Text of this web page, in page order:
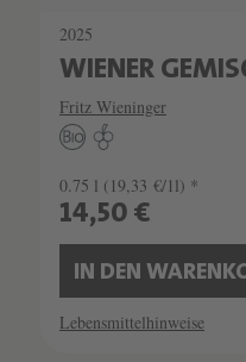
2025
WIENER
Fritz Wieninger
0.75 l (19,33 €/1l) *
14,50 €
IN DEN
Lebensmittelhinweise